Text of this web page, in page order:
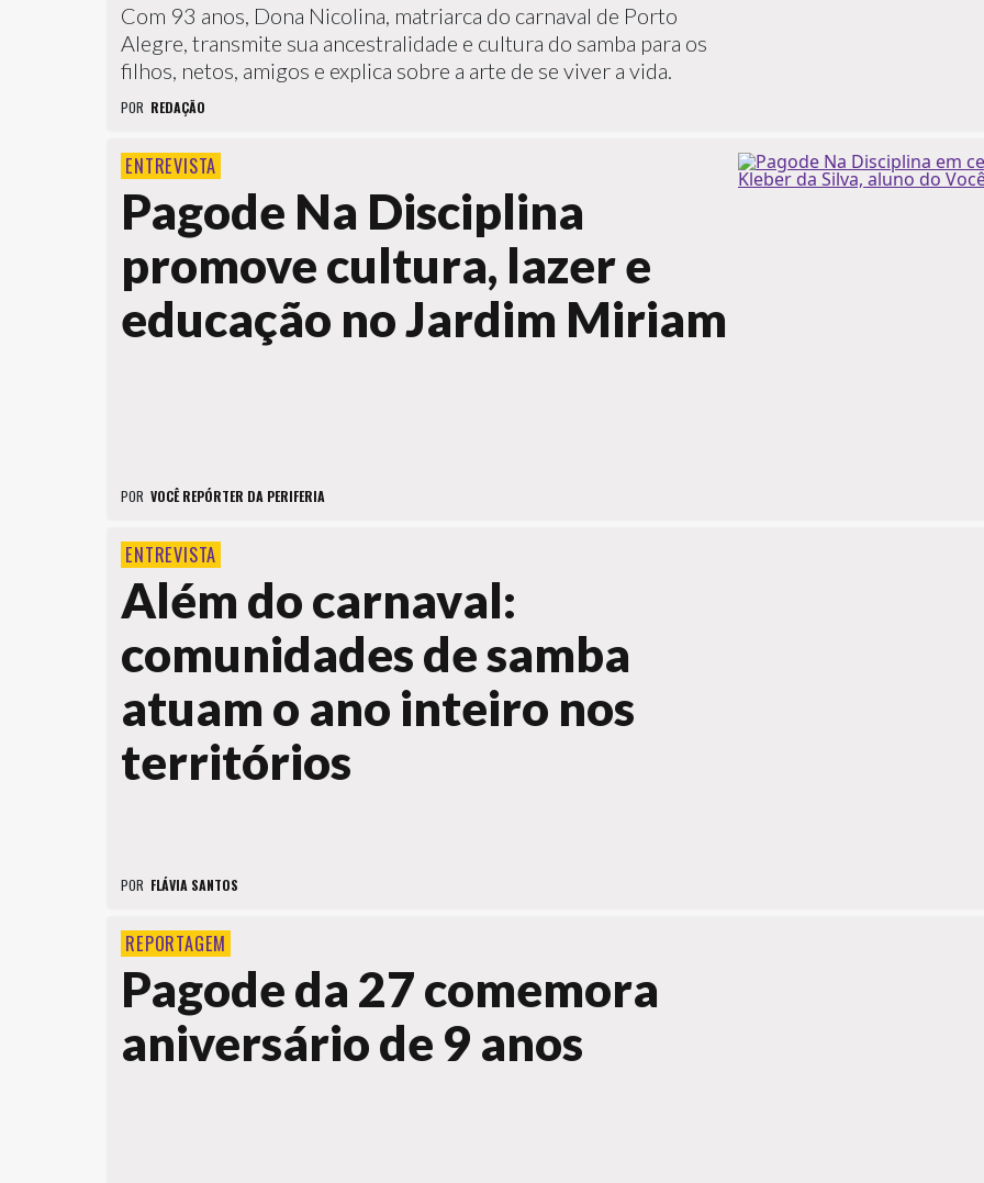
Com 93 anos, Dona Nicolina, matriarca do carnaval de Porto
Alegre, transmite sua ancestralidade e cultura do samba para os
filhos, netos, amigos e explica sobre a arte de se viver a vida.
POR REDAÇÃO
ENTREVISTA
Pagode Na Disciplina
promove cultura, lazer e
educação no Jardim Miriam
POR VOCÊ REPÓRTER DA PERIFERIA
ENTREVISTA
Além do carnaval:
comunidades de samba
atuam o ano inteiro nos
territórios
POR FLÁVIA SANTOS
REPORTAGEM
Pagode da 27 comemora
aniversário de 9 anos